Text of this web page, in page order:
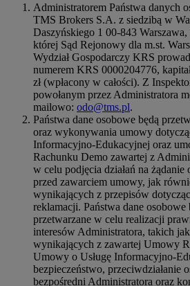
Administratorem Państwa danych
TMS Brokers S.A. z siedzibą w
Daszyńskiego 1 00-843
której Sąd Rejonowy dla m.st.
Wydział Gospodarczy KRS
numerem KRS 0000204776,
zł (wpłacony w całości). Z
powołanym przez Administratora
mailowo: odo@tms.pl.
Państwa dane osobowe będą
oraz wykonywania umowy
Informacyjno-Edukacyjnej oraz
Rachunku Demo zawartej z
w celu podjęcia działań na żądanie
przed zawarciem umowy, jak
wynikających z przepisów
reklamacji. Państwa dane osobowe
przetwarzane w celu realizacji
interesów Administratora, takich
wynikających z zawartej Umowy
Umowy o Usługę Informacyjno-
bezpieczeństwo, przeciwdziałanie
bezpośredni Administratora oraz